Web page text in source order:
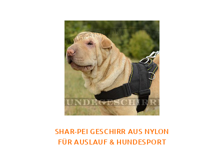
SHAR-PEI GESCHIRR AUS NYLON
FÜR AUSLAUF & HUNDESPORT